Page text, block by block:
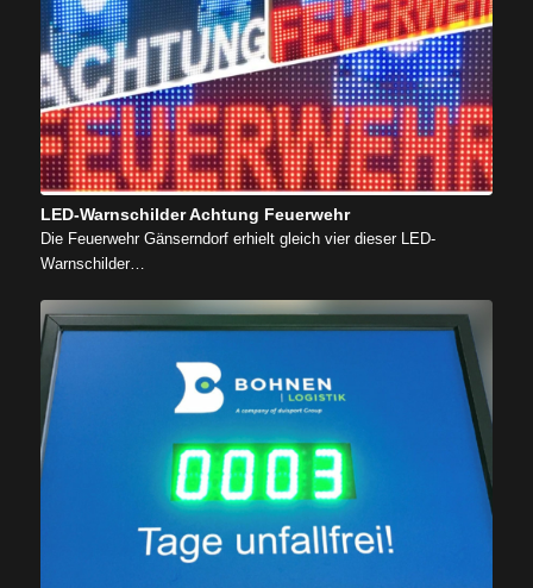
LED-Warnschilder Achtung Feuerwehr
Die Feuerwehr Gänserndorf erhielt gleich vier dieser LED-
Warnschilder…